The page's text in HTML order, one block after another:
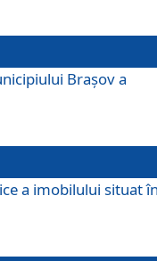
Braşov a
a imobilului situat